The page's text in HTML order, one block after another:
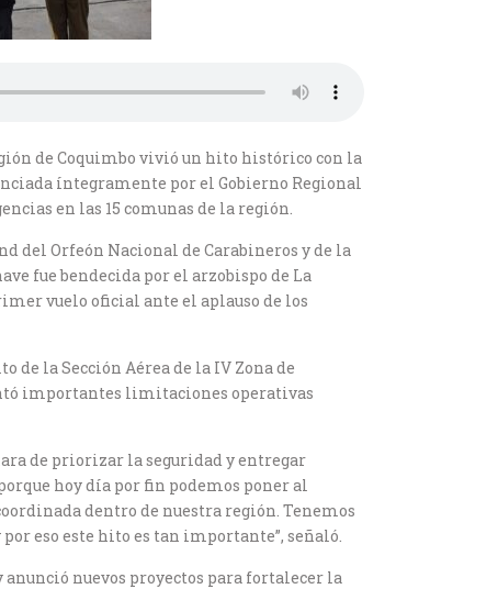
de Coquimbo vivió un hito histórico con la
íntegramente por el Gobierno Regional
en las 15 comunas de la región.
del Orfeón Nacional de Carabineros y de la
fue bendecida por el arzobispo de La
vuelo oficial ante el aplauso de los
la Sección Aérea de la IV Zona de
importantes limitaciones operativas
de priorizar la seguridad y entregar
hoy día por fin podemos poner al
dentro de nuestra región. Tenemos
eso este hito es tan importante”, señaló.
nuevos proyectos para fortalecer la